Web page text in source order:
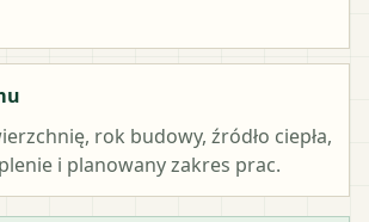
rok budowy, źródło ciepła,
i planowany zakres prac.